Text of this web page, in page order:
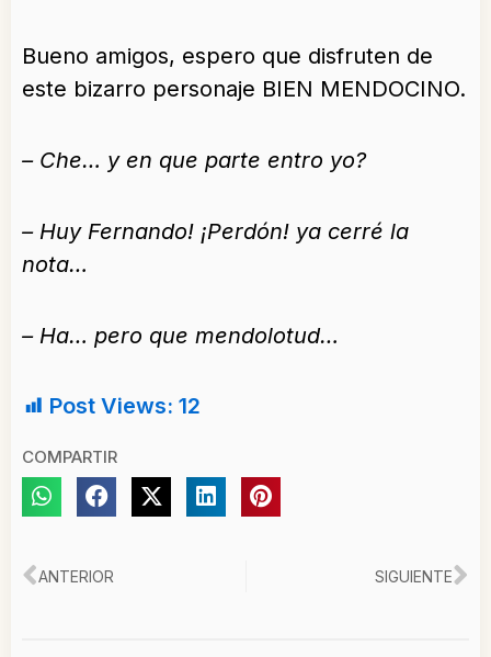
Bueno amigos, espero que disfruten de
este bizarro personaje BIEN MENDOCINO.
– Che… y en que parte entro yo?
– Huy Fernando! ¡Perdón! ya cerré la
nota…
– Ha… pero que mendolotud…
Post Views: 12
COMPARTIR
Ant
ANTERIOR SIGUIENTE